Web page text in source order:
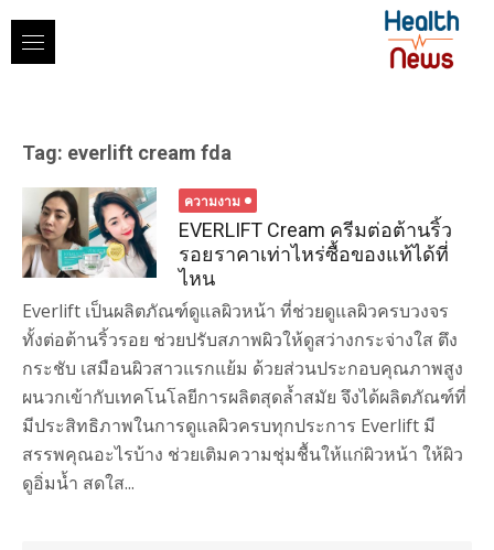
content
Tag: everlift cream fda
ความงาม
EVERLIFT Cream ครีมต่อต้านริ้ว
รอยราคาเท่าไหร่ซื้อของแท้ได้ที่
ไหน
Everlift เป็นผลิตภัณฑ์ดูแลผิวหน้า ที่ช่วยดูแลผิวครบวงจร
ทั้งต่อต้านริ้วรอย ช่วยปรับสภาพผิวให้ดูสว่างกระจ่างใส ตึง
กระชับ เสมือนผิวสาวแรกแย้ม ด้วยส่วนประกอบคุณภาพสูง
ผนวกเข้ากับเทคโนโลยีการผลิตสุดล้ำสมัย จึงได้ผลิตภัณฑ์ที่
มีประสิทธิภาพในการดูแลผิวครบทุกประการ Everlift มี
สรรพคุณอะไรบ้าง ช่วยเติมความชุ่มชื้นให้แก่ผิวหน้า ให้ผิว
ดูอิ่มน้ำ สดใส...